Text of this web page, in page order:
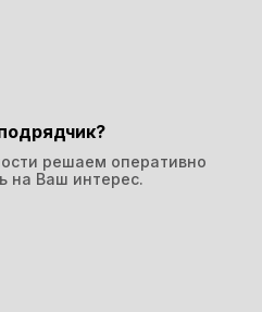
решаем оперативно
на Ваш интерес.